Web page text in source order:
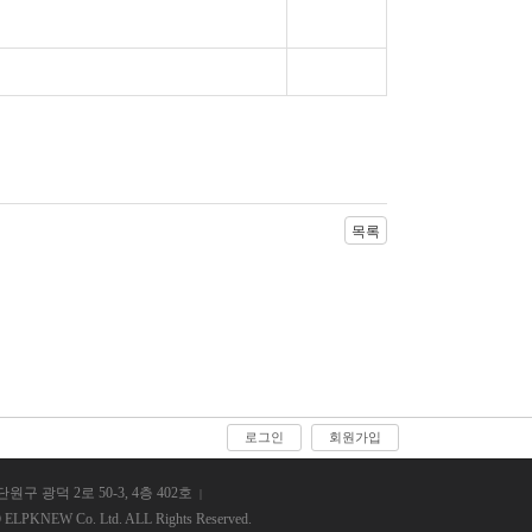
목록
로그인 회원가입
원구 광덕 2로 50-3, 4층 402호
Co. Ltd. ALL Rights Reserved.